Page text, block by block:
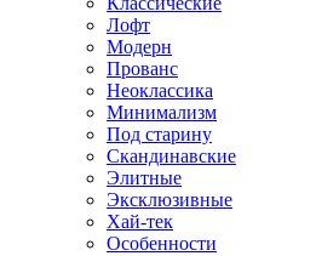
Лофт
Модерн
Прованс
Неоклассика
Минимализм
Под старину
Скандинавские
Элитные
Эксклюзивные
Хай-тек
Особенности